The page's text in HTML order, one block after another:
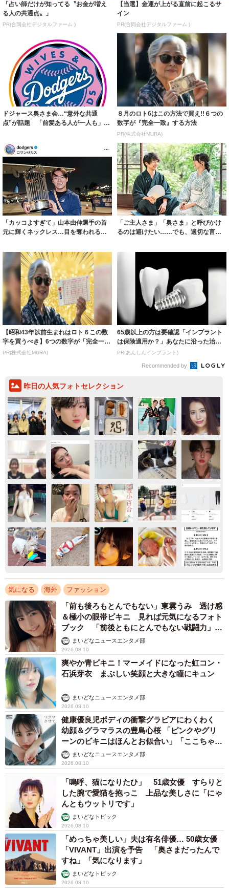
「占い師だけが知ってる〝お金が増え
る人の共通点〟」
PR(合同会社デジタルファーム )
【当選】金運が上がる直前に起こるサ
イン
PR(合同会社デジタルファーム )
ドジャース奥さま会…“意外な共通
点”が話題 「前髪ある人が一人も」
８月のロト6はこの方法で買え!!６つの
数字が『完全一致』する方法
PR(株式会社MURA)
「カッコよすぎて」山本由伸選手の首
元に輝くネックレス…目を奪われるフ
「ご主人さま」「奥さま」と呼びかけ
るのは避けたい……でも、適切な言葉
【昭和43年以前生まれはロト６この数
字を買うべき】6つの数字が「完全一
致」する方...
PR(株式会社MURA)
65歳以上の方は要確認「インプラント
は保険適用か？」あなたに沿った治療
法や費用を...
PR(あんしんインプラント)
Recommended by
昨日の人気フォトセレクション
気になる 海外 ファッション
「前も後ろもとんでもない」東雲うみ 透け感
＆極小の眼帯ビキニ 見れば元気になるフォト
ブック 「前後ともにとんでもない戦闘力」
「桃ダイナマイトがすごい」
まいどなニュースエンタメ部
2026.08.10
爽やか青ビキニ！マーメイドになった虹コン・
石浜芽衣 まぶしい笑顔と大きな瞳にキュン
まいどなニュースエンタメ部
2026.08.10
健康優良児ボディの衝撃グラビアにわくわく
幼顔＆グラマラスの豊島心桜 「ピンクやグリ
ーンのビキニはほんとお似合い」「ここちゃん
天使 また可愛くなった」
まいどなニュースエンタメ部
2026.08.10
「嗚呼、猫になりたひ」 51歳女優 すらりと
した腕で愛猫を抱っこ 上品な美しさに「にゃ
んともウットリです」
まいどなトピック
2026.08.10
「めっちゃ美しい」夫は有名俳優… 50歳女優
「VIVANT」出演を予告 「奥さまだったんで
すね」「気になります」
まいどなトピック
2026.08.10